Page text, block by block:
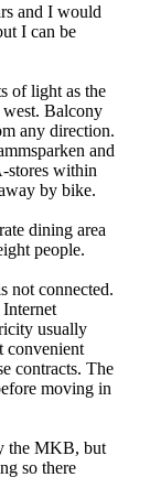
and I would
I can be
of light as the
west. Balcony
any direction.
and
stores within
by bike.
dining area
people.
not connected.
usually
convenient
contracts. The
moving in
the MKB, but
so there